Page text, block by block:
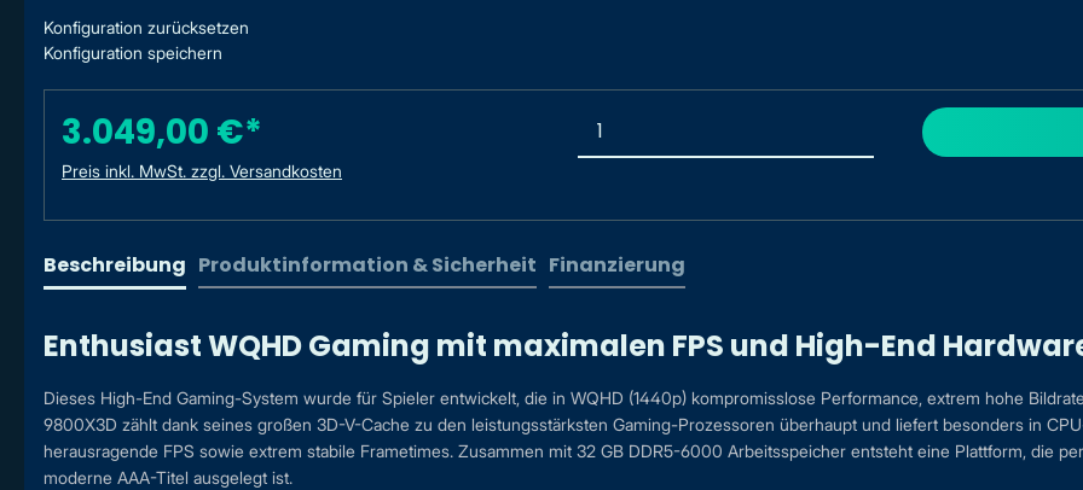
Konfiguration zurücksetzen
Konfiguration speichern
3.049,00 €*
Preis inkl. MwSt. zzgl. Versandkosten
Beschreibung Produktinformation & Sicherheit Finanzierung
Enthusiast WQHD Gaming mit maximalen FPS und High-End
Dieses High-End Gaming-System wurde für Spieler entwickelt, die in WQHD (1440p) kompromisslose Performance, extrem hohe
9800X3D zählt dank seines großen 3D-V-Cache zu den leistungsstärksten Gaming-Prozessoren überhaupt und liefert besonders in
herausragende FPS sowie extrem stabile Frametimes. Zusammen mit 32 GB DDR5-6000 Arbeitsspeicher entsteht eine Plattform, die
moderne AAA-Titel ausgelegt ist.